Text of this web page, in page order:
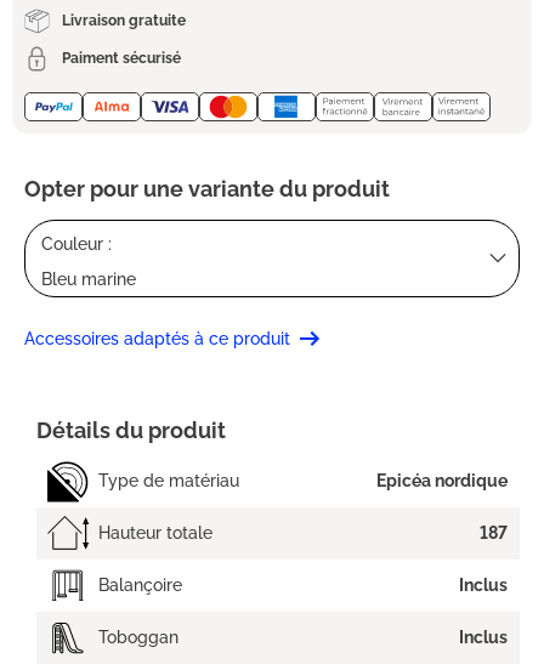
Livraison gratuite
Paiment sécurisé
Opter pour une variante du produit
Couleur :
Bleu marine
Accessoires adaptés à ce produit
Détails du produit
Type de matériau Epicéa nordique
Hauteur totale 187
Balançoire Inclus
Toboggan Inclus